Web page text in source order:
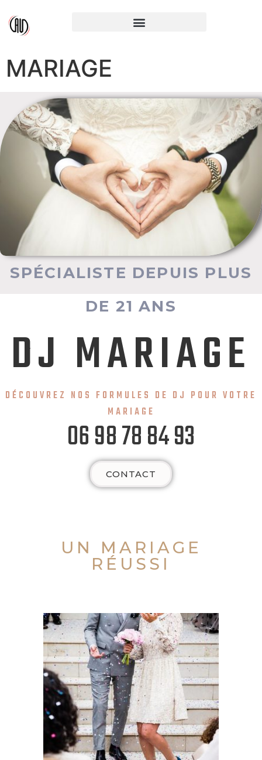
MARIAGE
SPÉCIALISTE DEPUIS PLUS
DE 21 ANS
DJ MARIAGE
DÉCOUVREZ NOS FORMULES DE DJ POUR VOTRE
MARIAGE
06 98 78 84 93
CONTACT
UN MARIAGE
RÉUSSI